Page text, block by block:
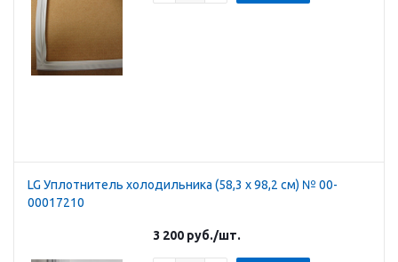
LG Уплотнитель холодильника (58,3 х 98,2 см) № 00-
00017210
3 200 руб./шт.